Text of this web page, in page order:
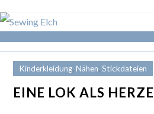
Kinderkleidung,Nähen,Stickdateien
EINE LOK ALS